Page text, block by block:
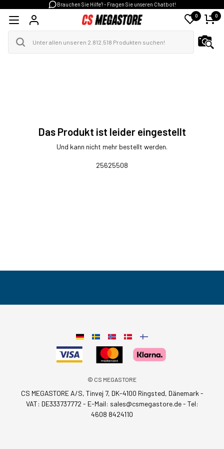
Brauchen Sie Hilfe? - Fragen Sie unseren Chatbot!
0 0
Das Produkt ist leider eingestellt
Und kann nicht mehr bestellt werden.
25625508
© CS MEGASTORE
CS MEGASTORE A/S, Tinvej 7, DK-4100 Ringsted, Dänemark -
VAT: DE333737772 - E-Mail: sales@csmegastore.de- Tel:
4608 8424110